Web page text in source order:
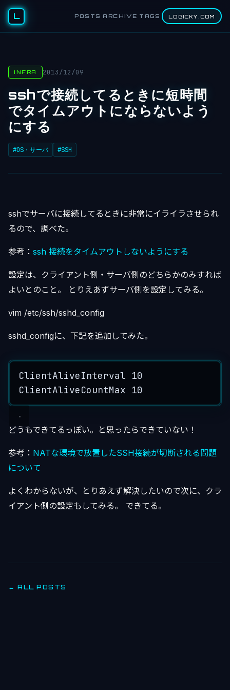
L POSTS ARCHIVE TAGS LOGICKY.COM
INFRA 2013/12/09
sshで接続してるときに短時間
でタイムアウトにならないよう
にする
#OS・サーバ #SSH
sshでサーバに接続してるときに非常にイライラさせられ
るので、調べた。
参考： ssh 接続をタイムアウトしないようにする
設定は、クライアント側・サーバ側のどちらかのみすれば
よいとのこと。 とりえあずサーバ側を設定してみる。
vim /etc/ssh/sshd_config
sshd_configに、下記を追加してみた。
ClientAliveInterval
10
ClientAliveCountMax
10
どうもできてるっぽい。と思ったらできていない！
参考： NATな環境で放置したSSH接続が切断される問題
について
よくわからないが、とりあえず解決したいので次に、クラ
イアント側の設定もしてみる。 できてる。
← ALL POSTS